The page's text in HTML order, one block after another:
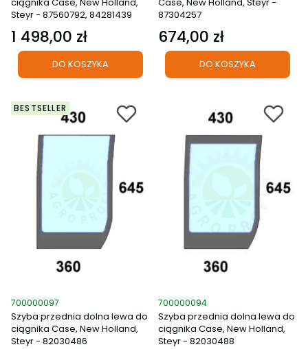
Steyr - 87560792, 84281439
Cena
1 498,00 zł
DO KOSZYKA
87304257
Cena
674,00 zł
DO KOSZYKA
BESTSELLER
Kod produktu
700000097
Szyba przednia dolna lewa do
ciągnika Case, New Holland,
Steyr - 82030486
Kod produktu
700000094
Szyba przednia dolna lewa do
ciągnika Case, New Holland,
Steyr - 82030488